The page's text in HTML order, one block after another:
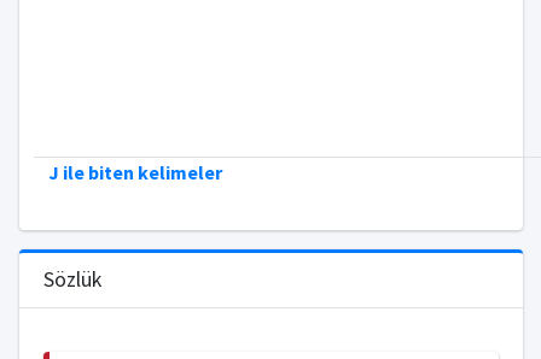
J ile biten kelimeler
Sözlük